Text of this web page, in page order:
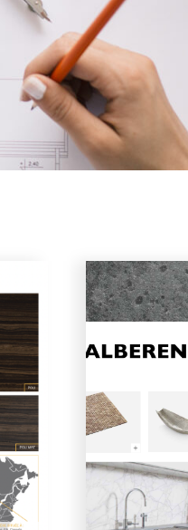
Indiana Limestone Company
Georgia Marble Company
North Carolina Granite
Rocamat
Allées et
Marches
Murets et